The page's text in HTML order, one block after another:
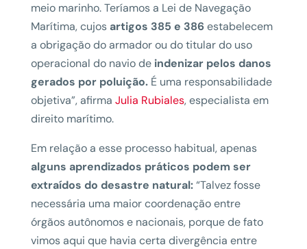
meio marinho. Teríamos a Lei de Navegação
Marítima, cujos artigos 385 e 386estabelecem
a obrigação do armador ou do titular do uso
operacional do navio de indenizar pelos danos
gerados por poluição.É uma responsabilidade
objetiva”, afirma Julia Rubiales, especialista em
direito marítimo.
Em relação a esse processo habitual, apenas
alguns aprendizados práticos podem ser
extraídos do desastre natural:“Talvez fosse
necessária uma maior coordenação entre
órgãos autônomos e nacionais, porque de fato
vimos aqui que havia certa divergência entre